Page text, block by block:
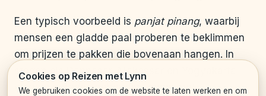
Een typisch voorbeeld is panjat pinang, waarbij
mensen een gladde paal proberen te beklimmen
om prijzen te pakken die bovenaan hangen. In
steden als Denpasar, Makassar en Yogyakarta
worden parades gehouden, soms met
Cookies op Reizen met Lynn
We gebruiken cookies om de website te laten werken en om